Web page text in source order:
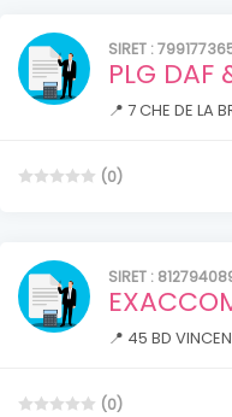
SIRET :
PLG DAF
📍 7 CHE DE LA
(0)
SIRET :
📍 45 BD
(0)